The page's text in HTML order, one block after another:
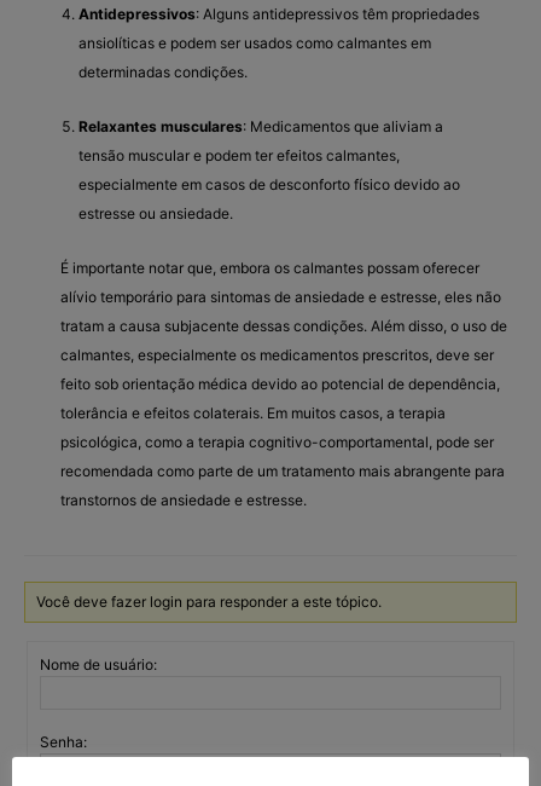
Antidepressivos: Alguns antidepressivos têm propriedades
ansiolíticas e podem ser usados como calmantes em
determinadas condições.
Relaxantes musculares: Medicamentos que aliviam a
tensão muscular e podem ter efeitos calmantes,
especialmente em casos de desconforto físico devido ao
estresse ou ansiedade.
É importante notar que, embora os calmantes possam oferecer
alívio temporário para sintomas de ansiedade e estresse, eles não
tratam a causa subjacente dessas condições. Além disso, o uso de
calmantes, especialmente os medicamentos prescritos, deve ser
feito sob orientação médica devido ao potencial de dependência,
tolerância e efeitos colaterais. Em muitos casos, a terapia
psicológica, como a terapia cognitivo-comportamental, pode ser
recomendada como parte de um tratamento mais abrangente para
transtornos de ansiedade e estresse.
Você deve fazer login para responder a este tópico.
Nome de usuário:
Senha: